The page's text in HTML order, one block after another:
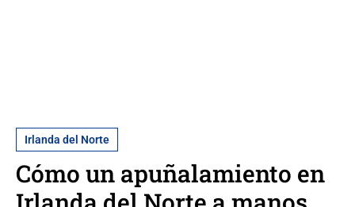
Irlanda del Norte
Cómo un apuñalamiento en